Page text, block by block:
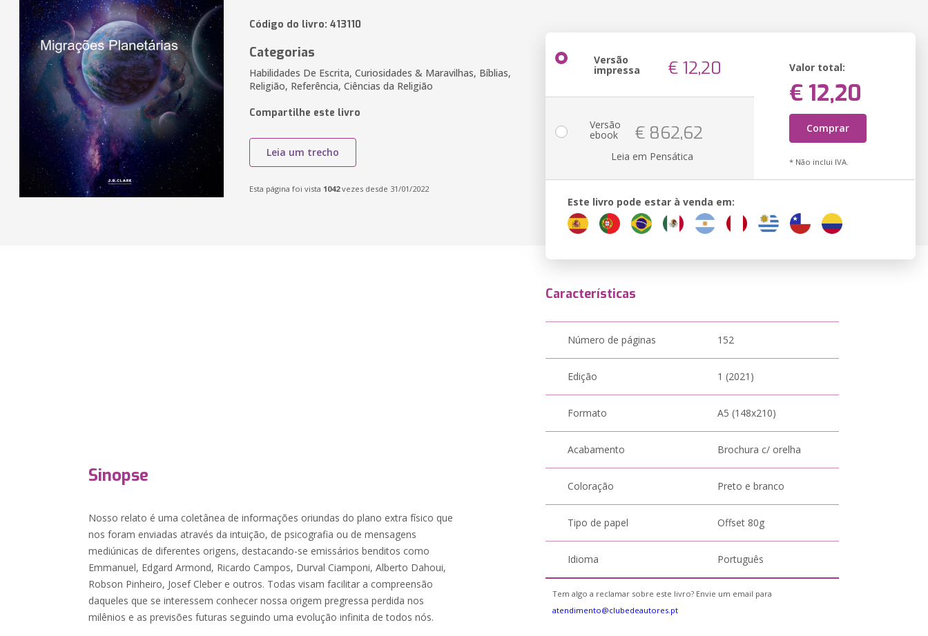
Código do livro: 413110
Categorias
Habilidades De Escrita, Curiosidades & Maravilhas, Bíblias,
Religião, Referência, Ciências da Religião
Compartilhe este livro
Leia um trecho
Esta página foi vista 1042vezes desde 31/01/2022
Versão
impressa € 12,20 Valor total:
€ 12,20
Comprar
* Não inclui IVA.
Versão
ebook € 862,62
Leia em Pensática
Este livro pode estar à venda em:
Sinopse
Nosso relato é uma coletânea de informações oriundas do plano extra físico que
nos foram enviadas através da intuição, de psicografia ou de mensagens
mediúnicas de diferentes origens, destacando-se emissários benditos como
Emmanuel, Edgard Armond, Ricardo Campos, Durval Ciamponi, Alberto Dahoui,
Robson Pinheiro, Josef Cleber e outros. Todas visam facilitar a compreensão
daqueles que se interessem conhecer nossa origem pregressa perdida nos
milênios e as previsões futuras seguindo uma evolução infinita de todos nós.
Características
Número de páginas 152
Edição 1 (2021)
Formato A5 (148x210)
Acabamento Brochura c/ orelha
Coloração Preto e branco
Tipo de papel Offset 80g
Idioma Português
Tem algo a reclamar sobre este livro? Envie um email para
atendimento@clubedeautores.pt